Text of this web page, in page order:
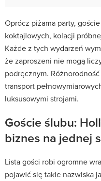
Oprócz piżama party,
koktajlowych, kolacji
Każde z tych wydarzeń
że zaproszeni nie mogą
podręcznym.
transport
luksusowymi strojami.
Goście ślubu:
biznes na jednej
Lista gości robi ogromne
pojawić się takie nazwiska